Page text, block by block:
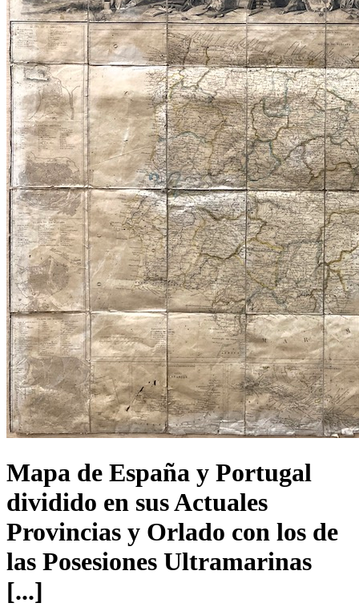
Mapa de España y Portugal
dividido en sus Actuales
Provincias y Orlado con los de
las Posesiones Ultramarinas
[...]